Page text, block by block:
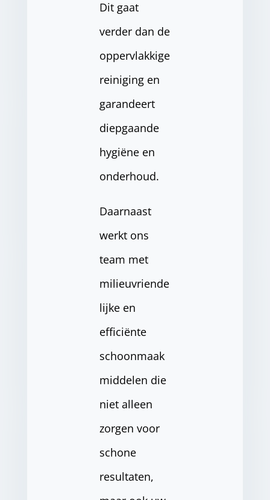
Dit gaat
verder dan de
oppervlakkige
reiniging en
garandeert
diepgaande
hygiëne en
onderhoud.
Daarnaast
werkt ons
team met
milieuvriende
lijke en
efficiënte
schoonmaak
middelen die
niet alleen
zorgen voor
schone
resultaten,